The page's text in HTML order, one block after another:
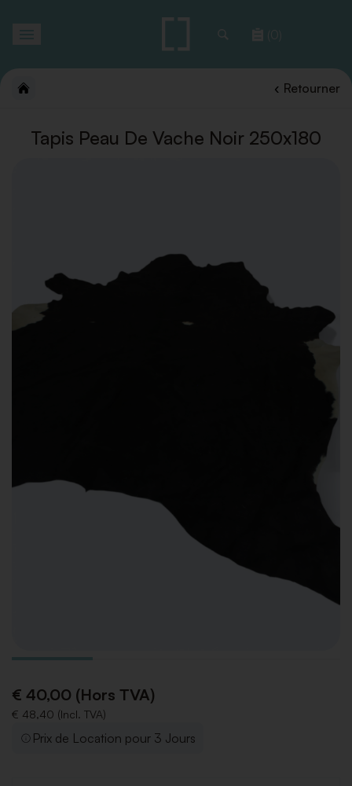
(0)
Retourner
Tapis Peau De Vache Noir 250x180
€ 40,00 (Hors TVA)
€ 48,40 (Incl. TVA)
Prix de Location pour 3 Jours